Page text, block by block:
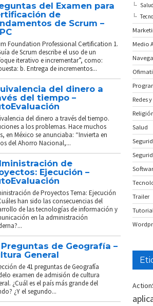
del Examen para
de
de Scrum –
Foundation Professional Certification 1.
de Scrum describe el uso de un
iterativo e incrementar”, como:
b. Entrega de incrementos...
del dinero a
del tiempo –
del dinero a través del tiempo.
a los problemas. Hace muchos
en México se anunciaba: “Invierta en
del Ahorro Nacional,...
de
Ejecución –
de Proyectos Tema: Ejecución
han sido las consecuencias del
de las tecnologías de información y
en la administración
Preguntas de Geografía –
General
de 41 preguntas de Geografía
examen de admisión de cultura
¿Cuál es el país más grande del
¿Y el segundo...
Medio
Redes
Salud
Trailer